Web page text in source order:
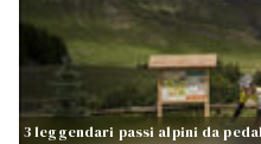
3 leggendari passi alpini da